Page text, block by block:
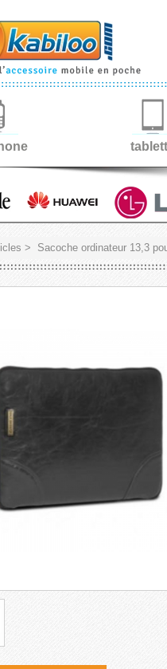
> Sacoche ordinateur 13,3